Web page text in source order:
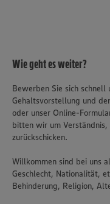
Wir setzen Cookies
Wie geht es weiter?
Bewerben Sie sich
Gehaltsvorstellung und
oder unser Online-
bitten wir um
zurückschicken.
Willkommen sind bei uns
Geschlecht, Nationalität,
Behinderung, Religion,